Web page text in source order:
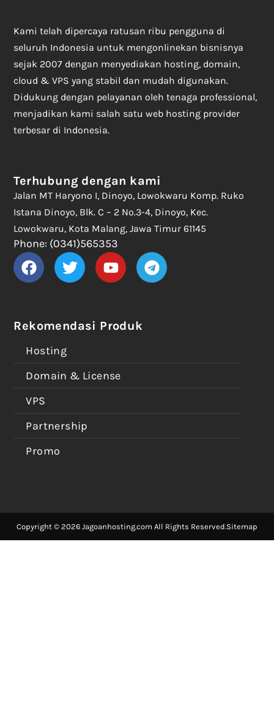
Kami telah dipercaya ratusan ribu pengguna di
seluruh Indonesia untuk mengonlinekan bisnisnya
sejak 2007 dengan menyediakan hosting, domain,
cloud & VPS yang stabil dan mudah digunakan.
Didukung dengan pelayanan oleh tenaga professional,
menjadikan kami salah satu web hosting provider
terbesar di Indonesia.
Rekomendasi Produk
Hosting
Domain & License
VPS
Partnership
Promo
Terhubung dengan kami
Jalan MT Haryono I, Dinoyo, Lowokwaru Komp. Ruko
Istana Dinoyo, Blk. C – 2 No.3-4, Dinoyo, Kec.
Lowokwaru, Kota Malang, Jawa Timur 61145
Phone: (0341)565353
Copyright © 2026 Jagoanhosting.com All Rights Reserved.Sitemap